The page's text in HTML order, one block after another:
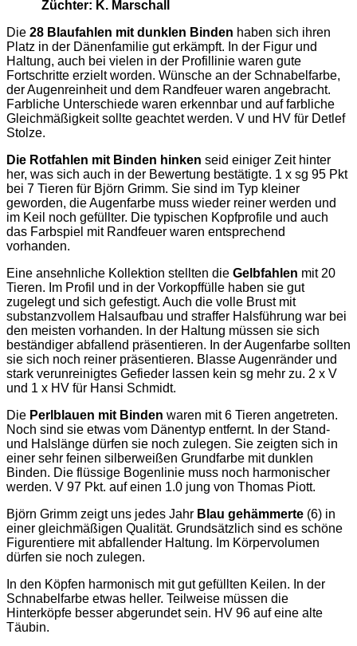
Züchter: K. Marschall
Die 28 Blaufahlen mit dunklen Binden haben sich ihren
Platz in der Dänenfamilie gut erkämpft. In der Figur und
Haltung, auch bei vielen in der Profillinie waren gute
Fortschritte erzielt worden. Wünsche an der Schnabelfarbe,
der Augenreinheit und dem Randfeuer waren angebracht.
Farbliche Unterschiede waren erkennbar und auf farbliche
Gleichmäßigkeit sollte geachtet werden. V und HV für Detlef
Stolze.
Die Rotfahlen mit Binden hinken seid einiger Zeit hinter
her, was sich auch in der Bewertung bestätigte. 1 x sg 95 Pkt
bei 7 Tieren für Björn Grimm. Sie sind im Typ kleiner
geworden, die Augenfarbe muss wieder reiner werden und
im Keil noch gefüllter. Die typischen Kopfprofile und auch
das Farbspiel mit Randfeuer waren entsprechend
vorhanden.
Eine ansehnliche Kollektion stellten die Gelbfahlen mit 20
Tieren. Im Profil und in der Vorkopffülle haben sie gut
zugelegt und sich gefestigt. Auch die volle Brust mit
substanzvollem Halsaufbau und straffer Halsführung war bei
den meisten vorhanden. In der Haltung müssen sie sich
beständiger abfallend präsentieren. In der Augenfarbe sollten
sie sich noch reiner präsentieren. Blasse Augenränder und
stark verunreinigtes Gefieder lassen kein sg mehr zu. 2 x V
und 1 x HV für Hansi Schmidt.
Die Perlblauen mit Binden waren mit 6 Tieren angetreten.
Noch sind sie etwas vom Dänentyp entfernt. In der Stand-
und Halslänge dürfen sie noch zulegen. Sie zeigten sich in
einer sehr feinen silberweißen Grundfarbe mit dunklen
Binden. Die flüssige Bogenlinie muss noch harmonischer
werden. V 97 Pkt. auf einen 1.0 jung von Thomas Piott.
Björn Grimm zeigt uns jedes Jahr Blau gehämmerte (6) in
einer gleichmäßigen Qualität. Grundsätzlich sind es schöne
Figurentiere mit abfallender Haltung. Im Körpervolumen
dürfen sie noch zulegen.
In den Köpfen harmonisch mit gut gefüllten Keilen. In der
Schnabelfarbe etwas heller. Teilweise müssen die
Hinterköpfe besser abgerundet sein. HV 96 auf eine alte
Täubin.